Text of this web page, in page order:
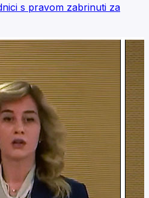
s pravom zabrinuti za